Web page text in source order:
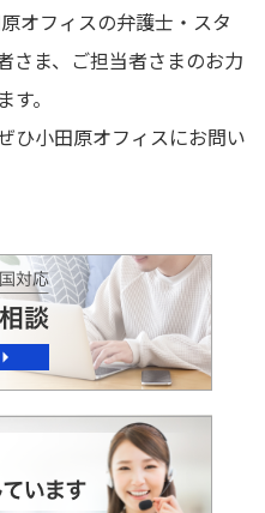
オフィスの弁護士・スタ
さま、ご担当者さまのお力
。
ひ小田原オフィスにお問い